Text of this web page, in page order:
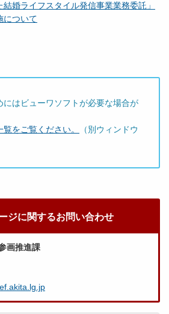
結婚ライフスタイル発信事業業務委託」
について
にはビューワソフトが必要な場合が
をご覧ください。
（別ウィンドウ
ジに関するお問い合わせ
画推進課